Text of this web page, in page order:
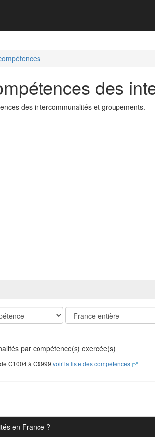
des
des intercommunalités et groupements.
par compétence(s) exercée(s)
C1004 à C9999 voir la liste des compétences
en France ?